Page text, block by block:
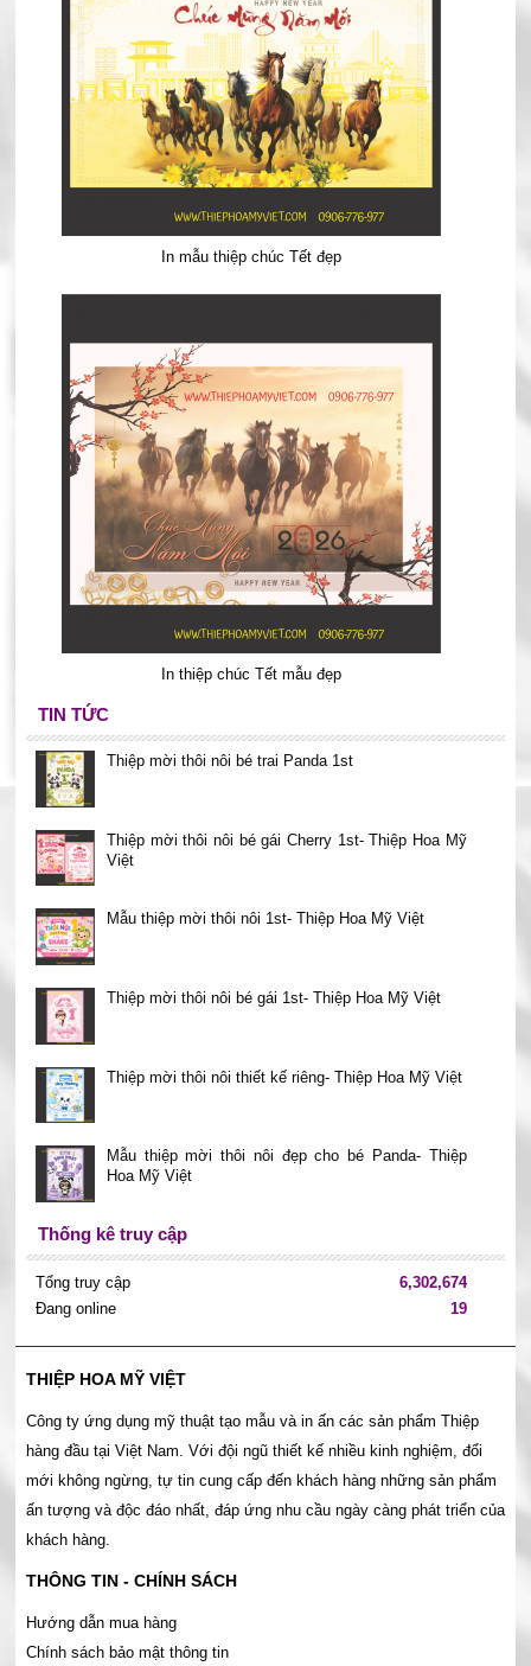
In mẫu thiệp chúc Tết đẹp
In thiệp chúc Tết mẫu đẹp
TIN TỨC
Thiệp mời thôi nôi bé trai Panda 1st
Thiệp mời thôi nôi bé gái Cherry 1st- Thiệp Hoa Mỹ
Việt
Mẫu thiệp mời thôi nôi 1st- Thiệp Hoa Mỹ Việt
Thiệp mời thôi nôi bé gái 1st- Thiệp Hoa Mỹ Việt
Thiệp mời thôi nôi thiết kế riêng- Thiệp Hoa Mỹ Việt
Mẫu thiệp mời thôi nôi đẹp cho bé Panda- Thiệp
Hoa Mỹ Việt
Thống kê truy cập
Tổng truy cập
6,302,674
Đang online
19
THIỆP HOA MỸ VIỆT
Công ty ứng dụng mỹ thuật tạo mẫu và in ấn các sản phẩm Thiệp
hàng đầu tại Việt Nam. Với đội ngũ thiết kế nhiều kinh nghiệm, đổi
mới không ngừng, tự tin cung cấp đến khách hàng những sản phẩm
ấn tượng và độc đáo nhất, đáp ứng nhu cầu ngày càng phát triển của
khách hàng.
THÔNG TIN - CHÍNH SÁCH
Hướng dẫn mua hàng
Chính sách bảo mật thông tin